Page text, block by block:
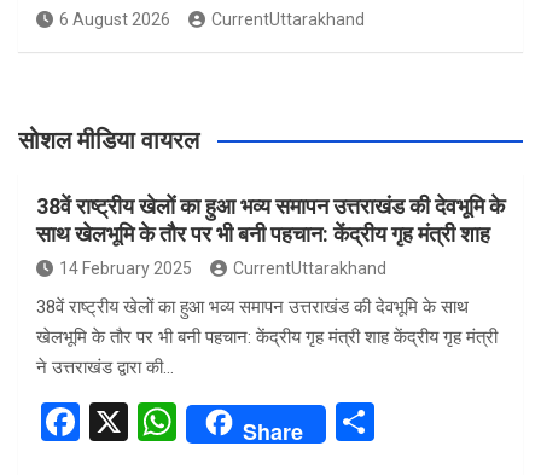
6 August 2026 CurrentUttarakhand
सोशल मीडिया वायरल
38वें राष्ट्रीय खेलों का हुआ भव्य समापन उत्तराखंड की देवभूमि के
साथ खेलभूमि के तौर पर भी बनी पहचान: केंद्रीय गृह मंत्री शाह
14 February 2025 CurrentUttarakhand
38वें राष्ट्रीय खेलों का हुआ भव्य समापन उत्तराखंड की देवभूमि के साथ
खेलभूमि के तौर पर भी बनी पहचान: केंद्रीय गृह मंत्री शाह केंद्रीय गृह मंत्री
ने उत्तराखंड द्वारा की…
F
X
W
Share